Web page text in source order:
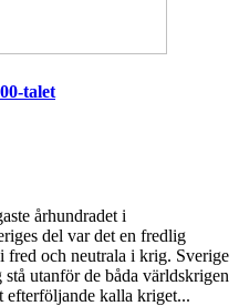
talet
århundradet i
del var det en fredlig
fred och neutrala i krig. Sverige
utanför de båda världskrigen
efterföljande kalla kriget...